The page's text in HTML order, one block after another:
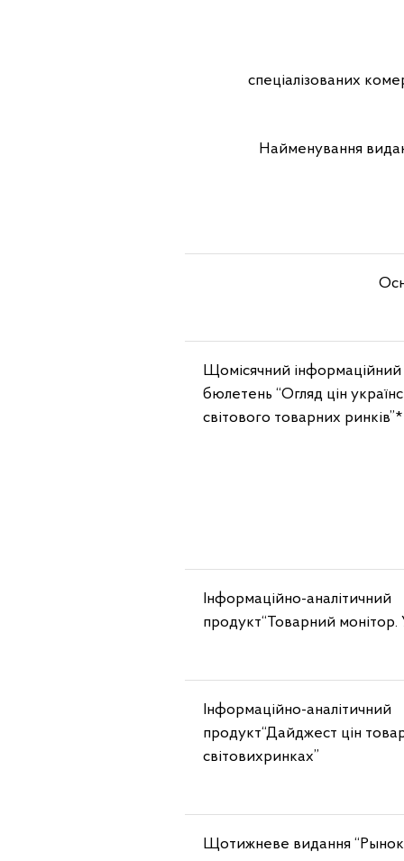
спеціалізованих
Найменування
Щомісячний інформаційний
бюлетень “Огляд цін
світового товарних ринків”*
Інформаційно-аналітичний
продукт“Товарний монітор.
Інформаційно-аналітичний
продукт“Дайджест цін
світовихринках”
Щотижневе видання “Рынок